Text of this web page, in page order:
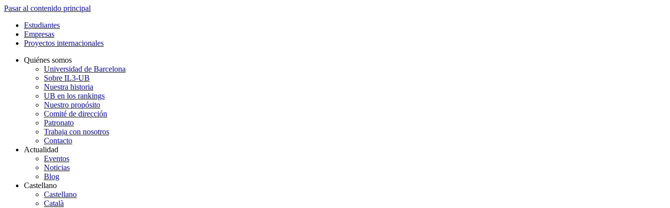
Pasar al contenido principal
Estudiantes
Empresas
Proyectos internacionales
Quiénes somos
Universidad de Barcelona
Sobre IL3-UB
Nuestra historia
UB en los rankings
Nuestro propósito
Comité de dirección
Patronato
Trabaja con nosotros
Contacto
Actualidad
Eventos
Noticias
Blog
Castellano
Castellano
Català